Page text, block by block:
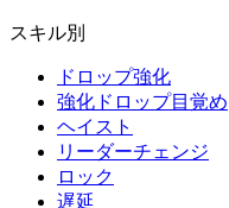
スキル別
ドロップ強化
強化ドロップ目覚め
ヘイスト
リーダーチェンジ
ロック
遅延